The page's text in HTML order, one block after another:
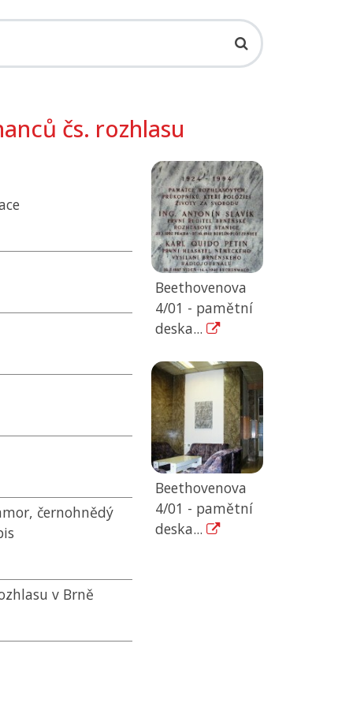
čs. rozhlasu
černohnědý
v Brně
Beethovenova
4/01 - pamětní
deska...
Beethovenova
4/01 - pamětní
deska...